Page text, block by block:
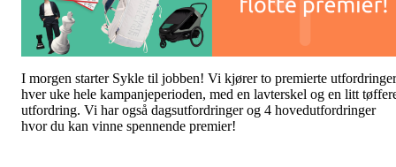
I morgen starter Sykle til jobben! Vi kjører to premierte utfordringer
hver uke hele kampanjeperioden, med en lavterskel og en litt
utfordring. Vi har også dagsutfordringer og 4 hovedutfordringer
hvor du kan vinne spennende premier!